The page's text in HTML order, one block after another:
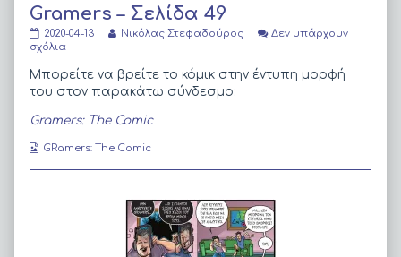
Gramers – Σελίδα 49
Gramers
–
49
published
on
2020-04-13
Read
by
the
author
of
Gramers
Σελίδα
49,
Νικόλας Στεφαδούρος
Δεν υπάρχουν
σχόλια
–
Σελίδα
49
Μπορείτε να βρείτε το κόμικ στην έντυπη μορφή
του στον παρακάτω σύνδεσμο:
Gramers: The Comic
Webcomic
GRamers: The Comic